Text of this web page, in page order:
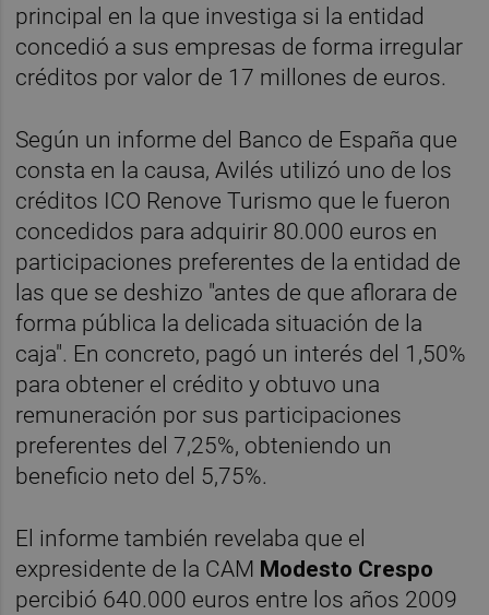
principal en la que investiga si la entidad
concedió a sus empresas de forma irregular
créditos por valor de 17 millones de euros.
Según un informe del Banco de España que
consta en la causa, Avilés utilizó uno de los
créditos ICO Renove Turismo que le fueron
concedidos para adquirir 80.000 euros en
participaciones preferentes de la entidad de
las que se deshizo "antes de que aflorara de
forma pública la delicada situación de la
caja". En concreto, pagó un interés del 1,50%
para obtener el crédito y obtuvo una
remuneración por sus participaciones
preferentes del 7,25%, obteniendo un
beneficio neto del 5,75%.
El informe también revelaba que el
expresidente de la CAM Modesto Crespo
percibió 640.000 euros entre los años 2009